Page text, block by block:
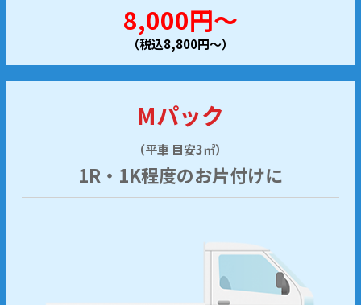
8,000円～
（税込8,800円～）
Mパック
（平車 目安3㎥）
1R・1K程度のお片付けに